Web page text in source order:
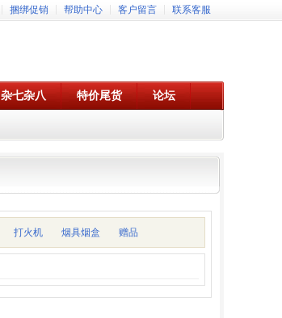
捆绑促销 帮助中心 客户留言 联系客服
杂七杂八 特价尾货 论坛
打火机 烟具烟盒 赠品